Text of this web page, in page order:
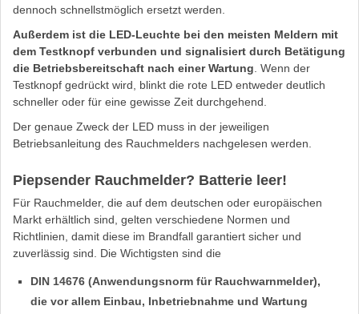
dennoch schnellstmöglich ersetzt werden.
Außerdem ist die LED-Leuchte bei den meisten Meldern mit
dem Testknopf verbunden und signalisiert durch Betätigung
die Betriebsbereitschaft nach einer Wartung . Wenn der
Testknopf gedrückt wird, blinkt die rote LED entweder deutlich
schneller oder für eine gewisse Zeit durchgehend.
Der genaue Zweck der LED muss in der jeweiligen
Betriebsanleitung des Rauchmelders nachgelesen werden.
Piepsender Rauchmelder? Batterie leer!
Für Rauchmelder, die auf dem deutschen oder europäischen
Markt erhältlich sind, gelten verschiedene Normen und
Richtlinien, damit diese im Brandfall garantiert sicher und
zuverlässig sind. Die Wichtigsten sind die
DIN 14676 (Anwendungsnorm für Rauchwarnmelder),
die vor allem Einbau, Inbetriebnahme und Wartung